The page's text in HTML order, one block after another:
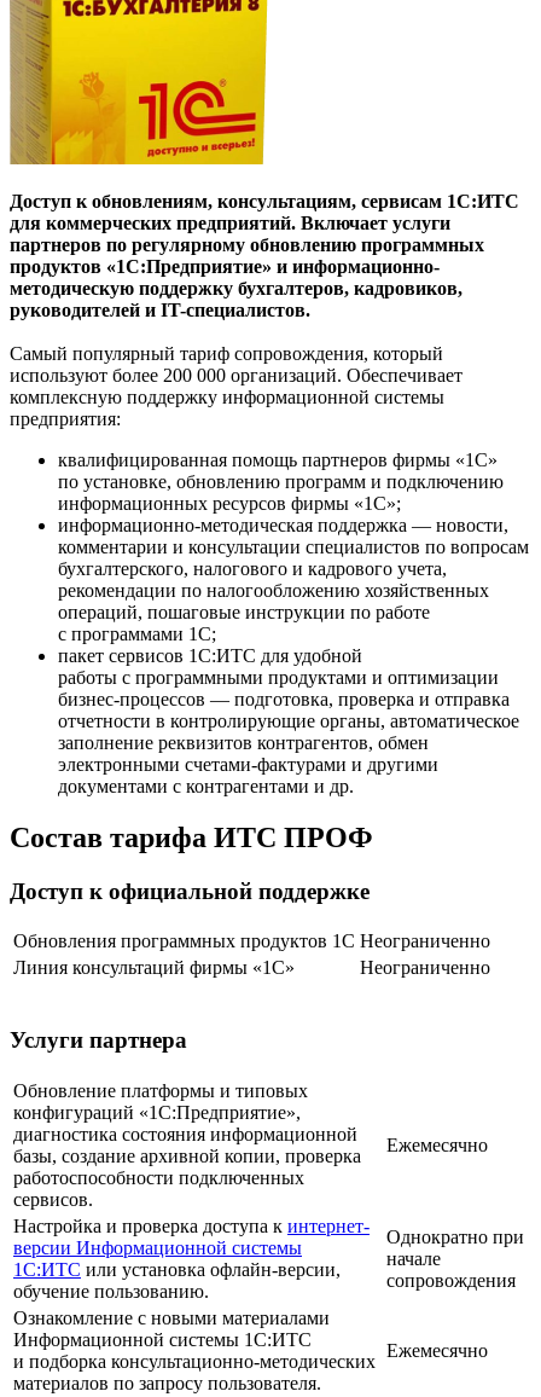
Доступ к обновлениям, консультациям, сервисам 1С:ИТС
для коммерческих предприятий. Включает услуги
партнеров по регулярному обновлению программных
продуктов «1С:Предприятие» и информационно-
методическую поддержку бухгалтеров, кадровиков,
руководителей и IT-специалистов.
Самый популярный тариф сопровождения, который
используют более 200 000 организаций. Обеспечивает
комплексную поддержку информационной системы
предприятия:
квалифицированная помощь партнеров фирмы «1С»
по установке, обновлению программ и подключению
информационных ресурсов фирмы «1С»;
информационно-методическая поддержка — новости,
комментарии и консультации специалистов по вопросам
бухгалтерского, налогового и кадрового учета,
рекомендации по налогообложению хозяйственных
операций, пошаговые инструкции по работе
с программами 1С;
пакет сервисов 1С:ИТС для удобной
работы с программными продуктами и оптимизации
бизнес-процессов — подготовка, проверка и отправка
отчетности в контролирующие органы, автоматическое
заполнение реквизитов контрагентов, обмен
электронными счетами-фактурами и другими
документами с контрагентами и др.
Состав тарифа ИТС ПРОФ
Доступ к официальной поддержке
Обновления программных продуктов 1С Неограниченно
Линия консультаций фирмы «1С»
Неограниченно
Услуги партнера
Обновление платформы и типовых
конфигураций «1С:Предприятие»,
диагностика состояния информационной
базы, создание архивной копии, проверка
работоспособности подключенных
сервисов.
Ежемесячно
Настройка и проверка доступа к интернет-
версии Информационной системы
1С:ИТС или установка офлайн-версии,
обучение пользованию.
Однократно при
начале
сопровождения
Ознакомление с новыми материалами
Информационной системы 1С:ИТС
и подборка консультационно-методических
материалов по запросу пользователя.
Ежемесячно